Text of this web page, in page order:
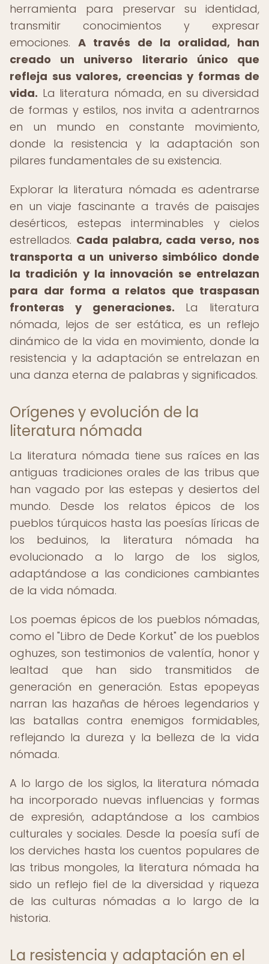
herramienta para preservar su identidad,
transmitir conocimientos y expresar
emociones. A través de la oralidad, han
creado un universo literario único que
refleja sus valores, creencias y formas de
vida. La literatura nómada, en su diversidad
de formas y estilos, nos invita a adentrarnos
en un mundo en constante movimiento,
donde la resistencia y la adaptación son
pilares fundamentales de su existencia.
Explorar la literatura nómada es adentrarse
en un viaje fascinante a través de paisajes
desérticos, estepas interminables y cielos
estrellados. Cada palabra, cada verso, nos
transporta a un universo simbólico donde
la tradición y la innovación se entrelazan
para dar forma a relatos que traspasan
fronteras y generaciones. La literatura
nómada, lejos de ser estática, es un reflejo
dinámico de la vida en movimiento, donde la
resistencia y la adaptación se entrelazan en
una danza eterna de palabras y significados.
Orígenes y evolución de la
literatura nómada
La literatura nómada tiene sus raíces en las
antiguas tradiciones orales de las tribus que
han vagado por las estepas y desiertos del
mundo. Desde los relatos épicos de los
pueblos túrquicos hasta las poesías líricas de
los beduinos, la literatura nómada ha
evolucionado a lo largo de los siglos,
adaptándose a las condiciones cambiantes
de la vida nómada.
Los poemas épicos de los pueblos nómadas,
como el "Libro de Dede Korkut" de los pueblos
oghuzes, son testimonios de valentía, honor y
lealtad que han sido transmitidos de
generación en generación. Estas epopeyas
narran las hazañas de héroes legendarios y
las batallas contra enemigos formidables,
reflejando la dureza y la belleza de la vida
nómada.
A lo largo de los siglos, la literatura nómada
ha incorporado nuevas influencias y formas
de expresión, adaptándose a los cambios
culturales y sociales. Desde la poesía sufí de
los derviches hasta los cuentos populares de
las tribus mongoles, la literatura nómada ha
sido un reflejo fiel de la diversidad y riqueza
de las culturas nómadas a lo largo de la
historia.
La resistencia y adaptación en el